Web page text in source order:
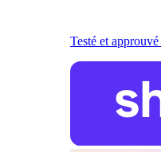
Testé et